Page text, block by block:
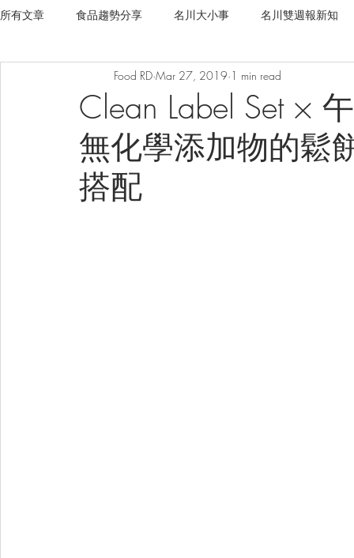
所有文章 食品趨勢分享 名川大小事 名川雙週報新知
Clean Label Set ×
無化學添加物的鬆
搭配
Food RD Mar 27, 2019 1 min read